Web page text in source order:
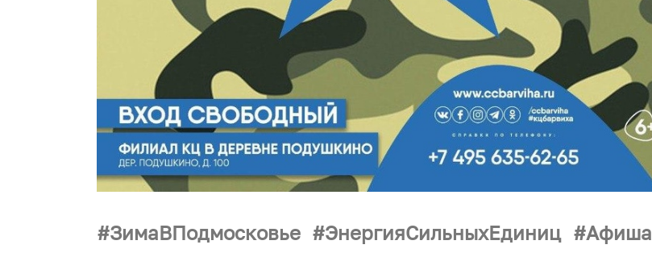
ЗимаВПодмосковье ЭнергияСильныхЕдиниц
Афиша